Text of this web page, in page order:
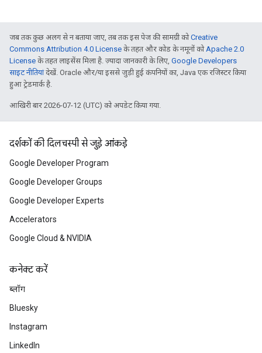
जब तक कुछ अलग से न बताया जाए, तब तक इस पेज की सामग्री कोCreative
Commons Attribution 4.0 License के तहत और कोड के नमूनों कोApache 2.0
License के तहत लाइसेंस मिला है. ज़्यादा जानकारी के लिए, Google Developers
साइट नीतियांदेखें. Oracle और/या इससे जुड़ी हुई कंपनियों का, Java एक रजिस्टर किया
हुआ ट्रेडमार्क है.
आखिरी बार 2026-07-12 (UTC) को अपडेट किया गया.
दर्शकों की दिलचस्पी से जुड़े आंकड़े
Google Developer Program
Google Developer Groups
Google Developer Experts
Accelerators
Google Cloud & NVIDIA
कनेक्ट करें
ब्लॉग
Bluesky
Instagram
LinkedIn